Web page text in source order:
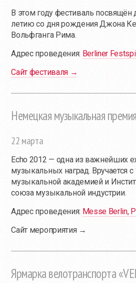
В этом году фестиваль
летию со дня рождения Джона
Вольфганга Рима.
Адрес проведения: Berliner
Сайт фестиваля →
Немецкая музыкальная
22 марта
Echo 2012 — одна из важнейших
музыкальных наград. Вручается
музыкальной академией и
союза музыкальной индустрии.
Адрес проведения: Messe Berlin,
Сайт мероприятия →
Ярмарка велотранспорта